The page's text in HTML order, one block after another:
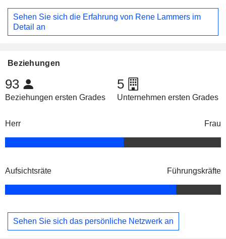
Sehen Sie sich die Erfahrung von Rene Lammers im
Detail an
Beziehungen
93
Beziehungen ersten Grades
5
Unternehmen ersten Grades
Herr Frau
Aufsichtsräte Führungskräfte
Sehen Sie sich das persönliche Netzwerk an